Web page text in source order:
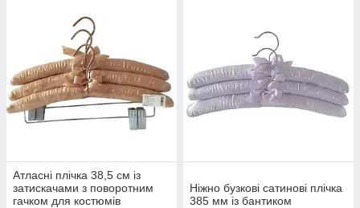
Атласні плічка 38,5 см із
затискачами з поворотним
гачком для костюмів
Ніжно бузкові сатинові плічка
385 мм із бантиком